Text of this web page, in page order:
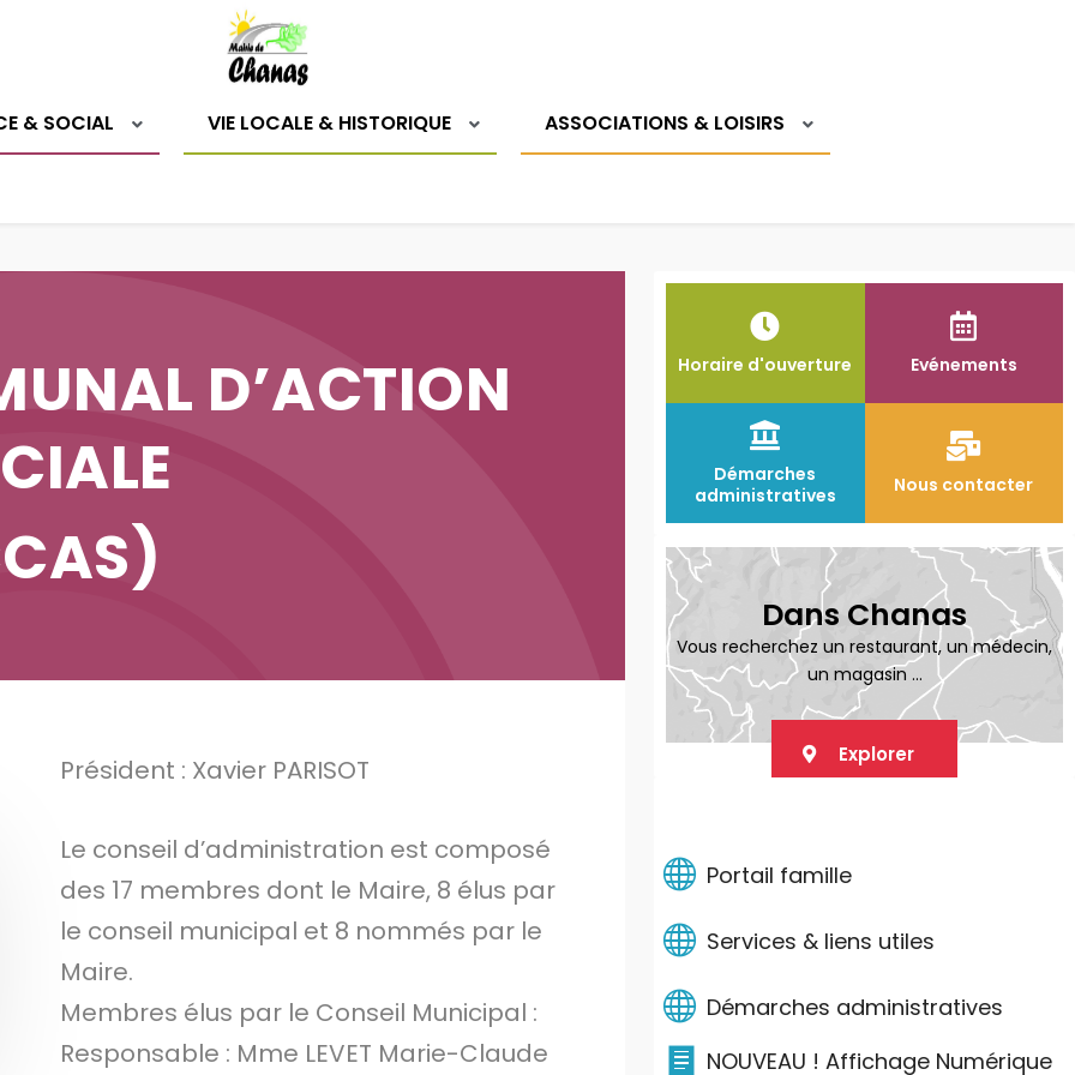
& SOCIAL VIE LOCALE & HISTORIQUE ASSOCIATIONS & LOISIRS
D’ACTION
Président : Xavier PARISOT
Le conseil d’administration est composé
des 17 membres dont le Maire, 8 élus par
le conseil municipal et 8 nommés par le
Maire.
Membres élus par le Conseil Municipal :
Responsable : Mme LEVET Marie-Claude
Horaire d'ouverture Evénements
Démarches
administratives
Nous contacter
Dans Chanas
Vous recherchez un restaurant, un médecin,
un magasin ...
Explorer
Portail famille
Services & liens utiles
Démarches administratives
NOUVEAU ! Affichage Numérique